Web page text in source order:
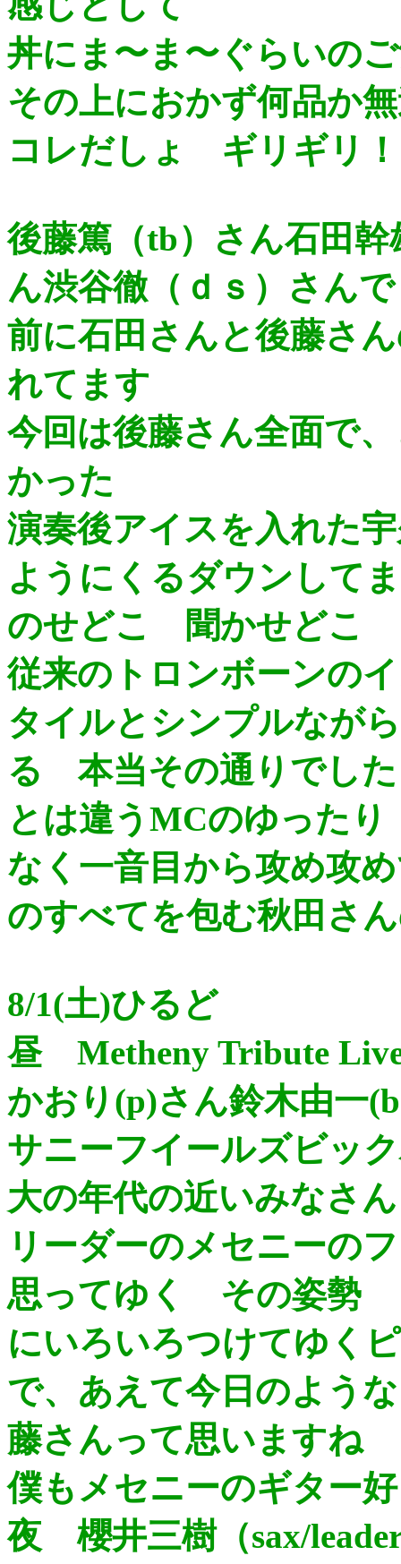
丼にま〜ま〜ぐらいの
その上におかず何品か
コレだしょ ギリギリ！
後藤篤（tb）さん石田
ん渋谷徹（ｄｓ）さん
前に石田さんと後藤さ
れてます
今回は後藤さん全面で
かった
演奏後アイスを入れた
ようにくるダウンして
のせどこ 聞かせどこ
従来のトロンボーンの
タイルとシンプルなが
る 本当その通りでした
とは違うMCのゆった
なく一音目から攻め攻
のすべてを包む秋田さ
8/1(土)ひるど
昼 Metheny Tribute
かおり(p)さん鈴木由一
サニーフイールズビッ
大の年代の近いみなさ
リーダーのメセニーの
思ってゆく その姿勢
にいろいろつけてゆ
で、あえて今日のよう
藤さんって思いますね
僕もメセニーのギター
夜 櫻井三樹（sax/